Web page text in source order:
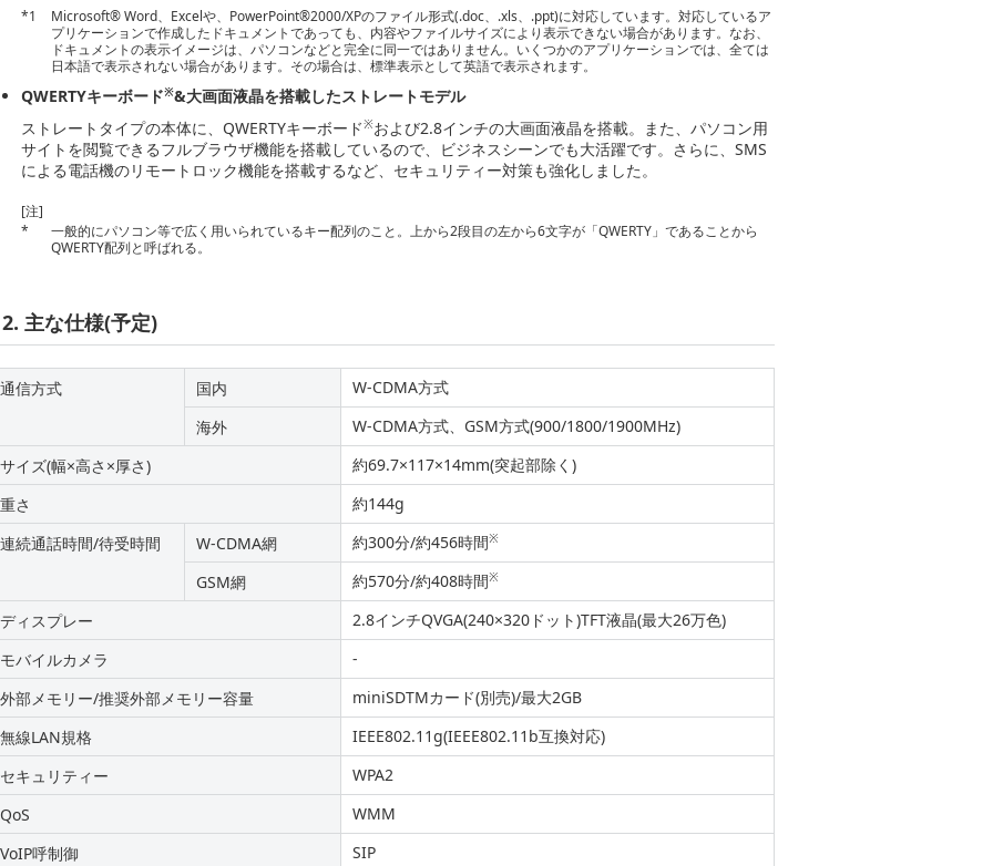
*1
Microsoft® Word、Excelや、PowerPoint®2000/XPのファイル形式(.doc、.xls、.ppt)に対応しています。対応しているア
プリケーションで作成したドキュメントであっても、内容やファイルサイズにより表示できない場合があります。なお、
ドキュメントの表示イメージは、パソコンなどと完全に同一ではありません。いくつかのアプリケーションでは、全ては
日本語で表示されない場合があります。その場合は、標準表示として英語で表示されます。
QWERTYキーボード※&大画面液晶を搭載したストレートモデル
ストレートタイプの本体に、QWERTYキーボード※および2.8インチの大画面液晶を搭載。また、パソコン用
サイトを閲覧できるフルブラウザ機能を搭載しているので、ビジネスシーンでも大活躍です。さらに、SMS
による電話機のリモートロック機能を搭載するなど、セキュリティー対策も強化しました。
[注]
*
一般的にパソコン等で広く用いられているキー配列のこと。上から2段目の左から6文字が「QWERTY」であることから
QWERTY配列と呼ばれる。
2. 主な仕様(予定)
通信方式 国内
W-CDMA方式
海外
W-CDMA方式、GSM方式(900/1800/1900MHz)
サイズ(幅×高さ×厚さ)
約69.7×117×14mm(突起部除く)
重さ
約144g
連続通話時間/待受時間
W-CDMA網 約300分/約456時間※
GSM網 約570分/約408時間※
ディスプレー
2.8インチQVGA(240×320ドット)TFT液晶(最大26万色)
モバイルカメラ
-
外部メモリー/推奨外部メモリー容量
miniSDTMカード(別売)/最大2GB
無線LAN規格
IEEE802.11g(IEEE802.11b互換対応)
セキュリティー
WPA2
QoS
WMM
VoIP呼制御
SIP